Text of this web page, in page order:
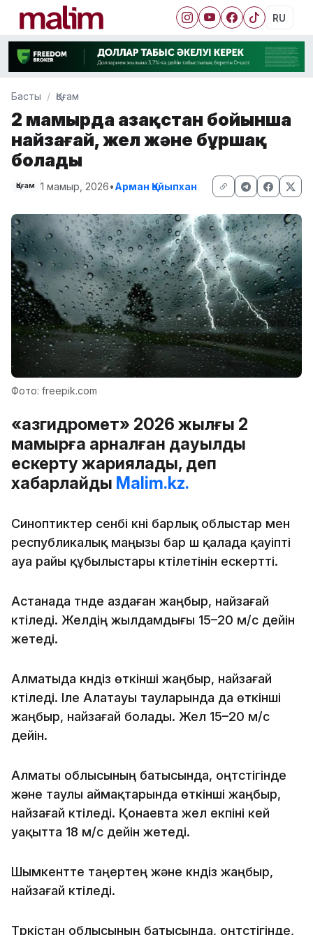
RU
Басты Қоғам
2 мамырда Қазақстан бойынша
найзағай, жел және бұршақ
болады
Қоғам 1 мамыр, 2026•Арман Қайыпхан
Фото: freepik.com
«Қазгидромет» 2026 жылғы 2
мамырға арналған дауылды
ескерту жариялады, деп
хабарлайды Malim.kz.
Синоптиктер сенбі күні барлық облыстар мен
республикалық маңызы бар үш қалада қауіпті
ауа райы құбылыстары күтілетінін ескертті.
Астанада түнде аздаған жаңбыр, найзағай
күтіледі. Желдің жылдамдығы 15–20 м/с дейін
жетеді.
Алматыда күндіз өткінші жаңбыр, найзағай
күтіледі. Іле Алатауы тауларында да өткінші
жаңбыр, найзағай болады. Жел 15–20 м/с
дейін.
Алматы облысының батысында, оңтүстігінде
және таулы аймақтарында өткінші жаңбыр,
найзағай күтіледі. Қонаевта жел екпіні кей
уақытта 18 м/с дейін жетеді.
Шымкентте таңертең және күндіз жаңбыр,
найзағай күтіледі.
Түркістан облысының батысында, оңтүстігінде,